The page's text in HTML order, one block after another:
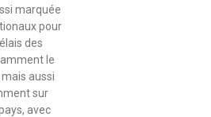
marquée
pour
des
le
aussi
sur
avec